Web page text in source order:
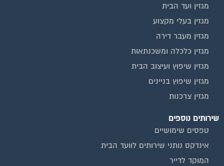
מגזין ועד הבית
מגזין בעלי מקצוע
מגזין מעבר דירה
מגזין כלכלה ומשכנתאות
מגזין שיפוץ ועיצוב הבית
מגזין שיפוץ בניינים
מגזין צרכנות
שירותים נוספים
טפסים שימושיים
אינדקס נותני שירותים לוועד הבית
המוקד לדייר